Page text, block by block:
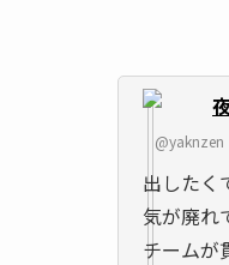
@yaknzen
出したく
気が廃れ
チームが